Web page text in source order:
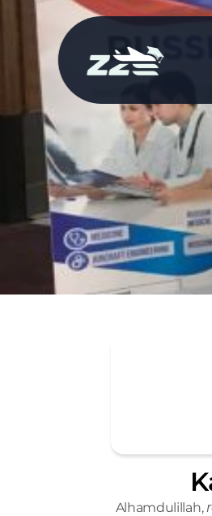
Alhamdulillah,